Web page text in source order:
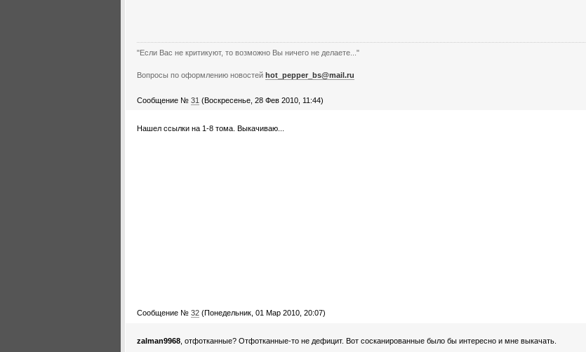
"Если Вас не критикуют, то возможно Вы ничего не делаете..."
Вопросы по оформлению новостей hot_pepper_bs@mail.ru
Сообщение № 31 (Воскресенье, 28 Фев 2010, 11:44)
Нашел ссылки на 1-8 тома. Выкачиваю...
Сообщение № 32 (Понедельник, 01 Мар 2010, 20:07)
zalman9968 , отфотканные? Отфотканные-то не дефицит. Вот сосканированные было бы интересно и мне выкачать.